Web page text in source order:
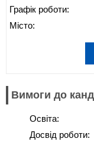
Графік роботи:
Місто:
Вимоги до
Освіта:
Досвід роботи: